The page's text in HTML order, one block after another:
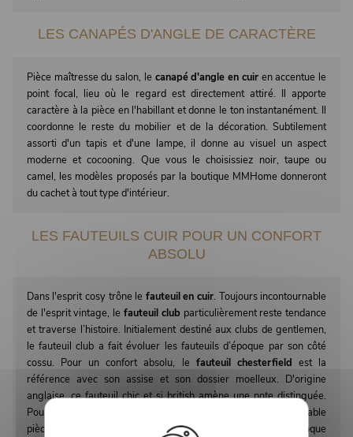
LES CANAPÉS D'ANGLE DE CARACTÈRE
Pièce maîtresse du salon, le canapé d'angle en cuiren accentue le
point focal, lieu où le regard est directement attiré. Il apporte
caractère à la pièce en l'habillant et donne le ton instantanément. Il
coordonne le reste du mobilier et de la décoration. Subtilement
assorti d'un tapis et d'une lampe, il donne au visuel un aspect
moderne et cocooning. Que vous le choisissiez noir, taupe ou
camel, les modèles proposés par la boutique MMHome donneront
du cachet à tout type d'intérieur.
LES FAUTEUILS CUIR POUR UN CONFORT
ABSOLU
Dans l'esprit cosy trône le fauteuil en cuir. Toujours incontournable
de l'esprit vintage, le fauteuil clubparticulièrement reste tendance
et traverse l’histoire. Initialement destiné aux clubs de gentlemen,
le fauteuil club a fait évoluer les fauteuils d’époque par son côté
cossu. Pour un confort absolu, le fauteuil chesterfield est la
référence avec son assise et son dossier moelleux. D'origine
anglaise, ce fauteuil chic et si british amène une note distinguée.
Pour plus d'originalité, le fauteuil aviateur constitue une véritable
pièce vintage, et rappelle les ambiances hollywoodiennes d'époque